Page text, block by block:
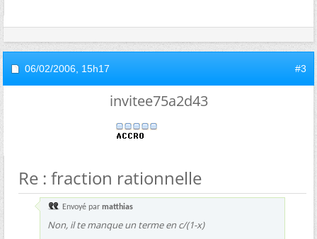
06/02/2006, 15h17 #3
invitee75a2d43
Re : fraction rationnelle
Envoyé par matthias
Non, il te manque un terme en c/(1-x)